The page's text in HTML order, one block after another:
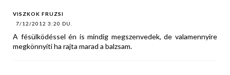
VISZKOK FRUZSI
7/12/2012 3:20 DU.
A fésülködéssel én is mindig megszenvedek, de valamennyire
megkönnyíti ha rajta marad a balzsam.